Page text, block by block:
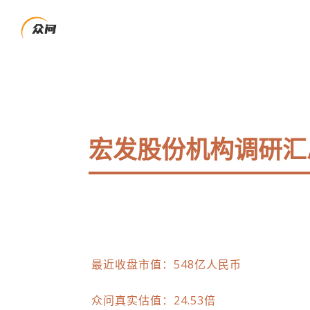
宏发股份机构调研
最近收盘市值：548亿人民币
众问真实估值：24.53倍